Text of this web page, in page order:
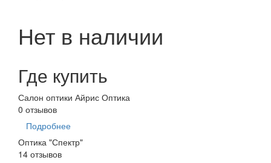
Нет в наличии
Где купить
Салон оптики Айрис Оптика
0 отзывов
Подробнее
Оптика "Спектр"
14 отзывов